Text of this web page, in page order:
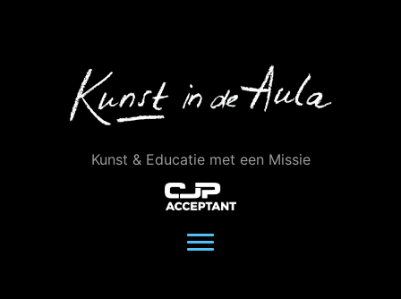
Kunst & Educatie met een Missie